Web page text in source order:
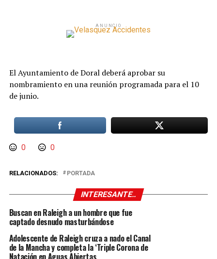
ANUNCIO
El Ayuntamiento de Doral deberá aprobar su
nombramiento en una reunión programada para el 10
de junio.
0 0
RELACIONADOS: PORTADA
INTERESANTE..
Buscan en Raleigh a un hombre que fue
captado desnudo masturbándose
Adolescente de Raleigh cruza a nado el Canal
de la Mancha y completa la ‘Triple Corona de